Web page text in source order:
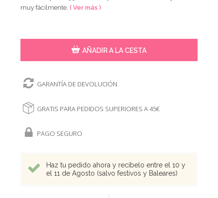
muy fácilmente.( Ver más )
AÑADIR A LA CESTA
GARANTÍA DE DEVOLUCIÓN
GRATIS PARA PEDIDOS SUPERIORES A 45€
PAGO SEGURO
Haz tu pedido ahora y recíbelo entre el 10 y
el 11 de Agosto (salvo festivos y Baleares)